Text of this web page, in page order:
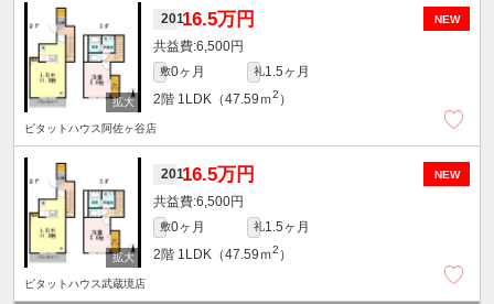
NEW
20116.5万円
6,500円
敷0ヶ月 礼1.5ヶ月
2階 1LDK（47.59ｍ2 ）
ピタットハウス阿佐ヶ谷店
NEW
20116.5万円
6,500円
敷0ヶ月 礼1.5ヶ月
2階 1LDK（47.59ｍ2 ）
ピタットハウス武蔵境店